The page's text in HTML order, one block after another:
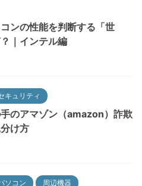
ンの性能を判断する「世
｜インテル編
キュリティ
のアマゾン（amazon）詐欺
け方
ソコン 周辺機器